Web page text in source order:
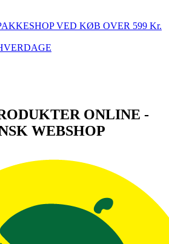
VED KØB OVER 599 Kr.
ONLINE -
WEBSHOP